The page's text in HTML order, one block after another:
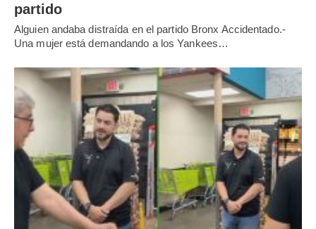
partido
Alguien andaba distraída en el partido Bronx Accidentado.-
Una mujer está demandando a los Yankees…